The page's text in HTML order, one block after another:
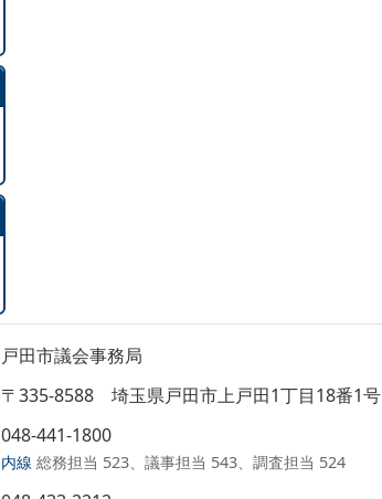
戸田市議会事務局
〒335-8588 埼玉県戸田市上戸田1丁目18番1号
048-441-1800
内線 総務担当 523、議事担当 543、調査担当 524